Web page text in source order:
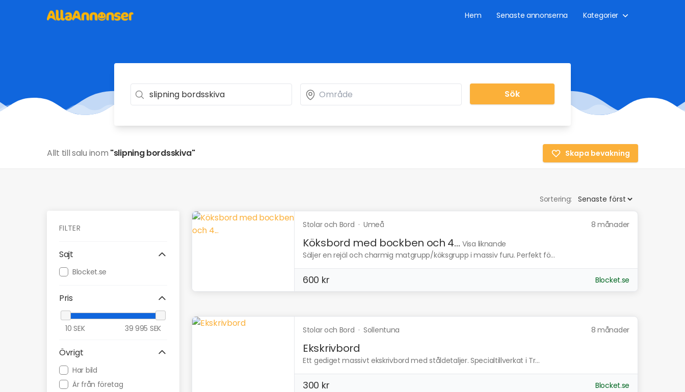
Hem Senaste annonserna Kategorier
Sök
Allt till salu inom "slipning bordsskiva" Skapa bevakning
Sortering:
FILTER
Sajt
Blocket.se
Pris
10 SEK 39 995 SEK
Övrigt
Har bild
Är från företag
Stolar och Bord · Umeå 8 månader
Köksbord med bockben och 4... Visa liknande
Säljer en rejäl och charmig matgrupp/köksgrupp i massiv furu. Perfekt fö...
600 kr Blocket.se
Stolar och Bord · Sollentuna 8 månader
Ekskrivbord
Ett gediget massivt ekskrivbord med ståldetaljer. Specialtillverkat i Tr...
300 kr Blocket.se